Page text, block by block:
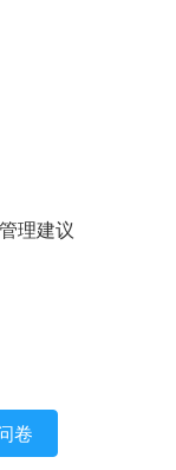
理建议
卷